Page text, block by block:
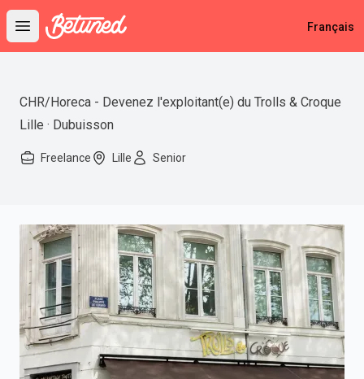
Open main menu
Betuned Français
CHR/Horeca - Devenez l'exploitant(e) du Trolls & Croque
Lille · Dubuisson
Freelance Lille Senior